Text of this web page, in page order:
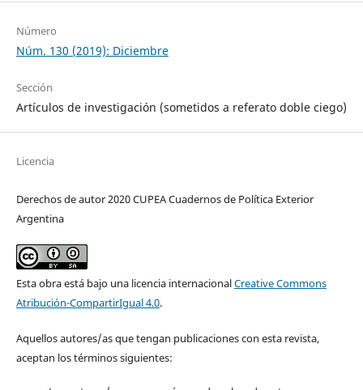
Número
Núm. 130 (2019): Diciembre
Sección
Artículos de investigación (sometidos a referato doble ciego)
Licencia
Derechos de autor 2020 CUPEA Cuadernos de Política Exterior
Argentina
Esta obra está bajo una licencia internacionalCreative Commons
Atribución-CompartirIgual 4.0.
Aquellos autores/as que tengan publicaciones con esta revista,
aceptan los términos siguientes: